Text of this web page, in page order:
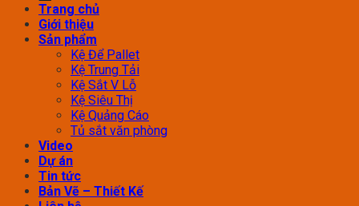
Trang chủ
Giới thiệu
Sản phẩm
Kệ Để Pallet
Kệ Trung Tải
Kệ Sắt V Lỗ
Kệ Siêu Thị
Kệ Quảng Cáo
Tủ sắt văn phòng
Video
Dự án
Tin tức
Bản Vẽ – Thiết Kế